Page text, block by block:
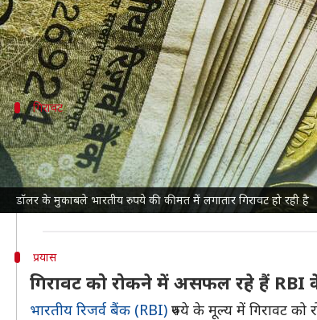
डॉलर के मुकाबले भारतीय रुपये की कीमत में लगातार गिरावट हो रही है
भारतीय रुपयेमें गिरावट का दौर लगातार जारी
पर पहुंच गया है।
गिरावट
मार्च से ही गिर रही है भारतीय रुपये की
भारतीय रुपये की कीमतमें मार्च के बाद से ही
जनवरी में डॉलर के मुकाबले इसकी कीमत 74 के
रुपये की कीमत में ये गिरावट जल्द थमने की
प्रयास
गिरावट को रोकने में असफल रहे हैं RBI
भारतीय रिजर्व बैंक (RBI) रुपये के मूल्य में गिरावट को